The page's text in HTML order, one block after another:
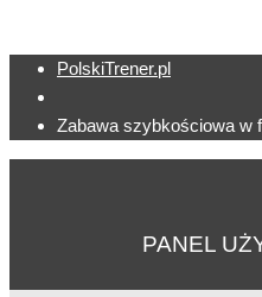
PolskiTrener.pl
Zabawa szybkościowa w
PANEL